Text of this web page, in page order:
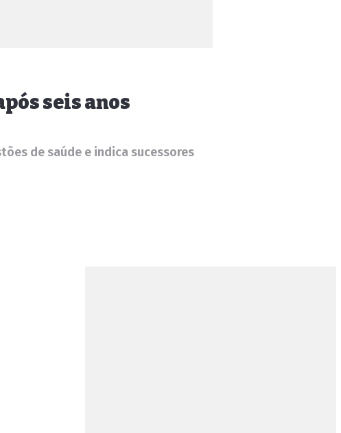
seis anos
de saúde e indica sucessores